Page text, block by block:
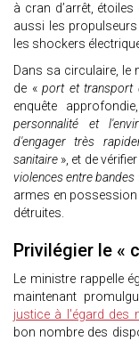
à cran d’arrêt,
aussi les
les shockers
Dans sa circulaire, le
de «port et transport
enquête
personnalité et
d'engager très
sanitaire », et de
violences entre bandes
armes en
détruites.
Privilégier le «
Le ministre rappelle
maintenant
justice à l'égard des
bon nombre des